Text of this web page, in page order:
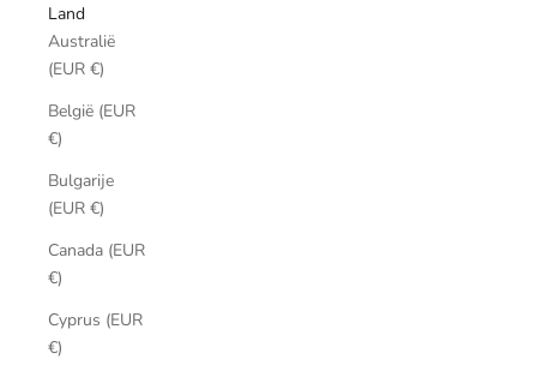
Land
Australië
(EUR €)
België (EUR
€)
Bulgarije
(EUR €)
Canada (EUR
€)
Cyprus (EUR
€)